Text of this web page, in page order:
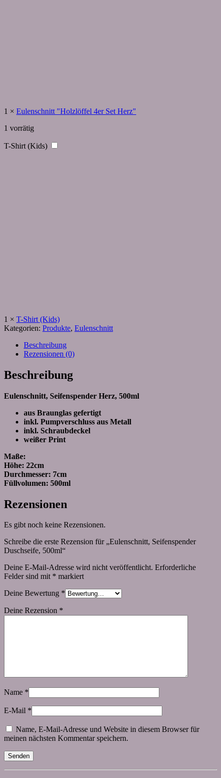
1 × Eulenschnitt "Holzlöffel 4er Set Herz"
1 vorrätig
T-Shirt (Kids)
1 × T-Shirt (Kids)
Kategorien: Produkte, Eulenschnitt
Beschreibung
Rezensionen (0)
Beschreibung
Eulenschnitt, Seifenspender Herz, 500ml
aus Braunglas gefertigt
inkl. Pumpverschluss aus Metall
inkl. Schraubdeckel
weißer Print
Maße:
Höhe: 22cm
Durchmesser: 7cm
Füllvolumen: 500ml
Rezensionen
Es gibt noch keine Rezensionen.
Schreibe die erste Rezension für „Eulenschnitt, Seifenspender
Duschseife, 500ml“
Deine E-Mail-Adresse wird nicht veröffentlicht. Erforderliche
Felder sind mit * markiert
Deine Bewertung *
Deine Rezension *
Name *
E-Mail *
Name, E-Mail-Adresse und Website in diesem Browser für
meinen nächsten Kommentar speichern.